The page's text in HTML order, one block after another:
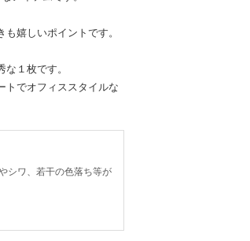
嬉しいポイントです。
１枚です。
トでオフィススタイルな
シワ、若干の色落ち等が